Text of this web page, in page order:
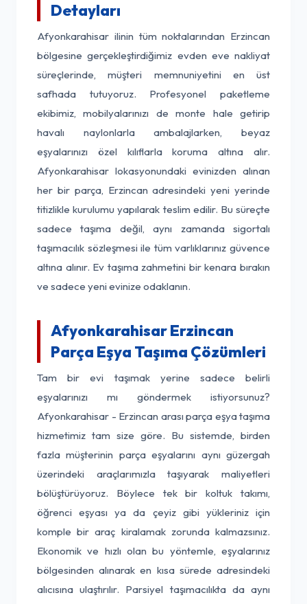
Detayları
Afyonkarahisar ilinin tüm noktalarından Erzincan
bölgesine gerçekleştirdiğimiz evden eve nakliyat
süreçlerinde, müşteri memnuniyetini en üst
safhada tutuyoruz. Profesyonel paketleme
ekibimiz, mobilyalarınızı de monte hale getirip
havalı naylonlarla ambalajlarken, beyaz
eşyalarınızı özel kılıflarla koruma altına alır.
Afyonkarahisar lokasyonundaki evinizden alınan
her bir parça, Erzincan adresindeki yeni yerinde
titizlikle kurulumu yapılarak teslim edilir. Bu süreçte
sadece taşıma değil, aynı zamanda sigortalı
taşımacılık sözleşmesi ile tüm varlıklarınız güvence
altına alınır. Ev taşıma zahmetini bir kenara bırakın
ve sadece yeni evinize odaklanın.
Afyonkarahisar Erzincan
Parça Eşya Taşıma Çözümleri
Tam bir evi taşımak yerine sadece belirli
eşyalarınızı mı göndermek istiyorsunuz?
Afyonkarahisar - Erzincan arası parça eşya taşıma
hizmetimiz tam size göre. Bu sistemde, birden
fazla müşterinin parça eşyalarını aynı güzergah
üzerindeki araçlarımızla taşıyarak maliyetleri
bölüştürüyoruz. Böylece tek bir koltuk takımı,
öğrenci eşyası ya da çeyiz gibi yükleriniz için
komple bir araç kiralamak zorunda kalmazsınız.
Ekonomik ve hızlı olan bu yöntemle, eşyalarınız
bölgesinden alınarak en kısa sürede adresindeki
alıcısına ulaştırılır. Parsiyel taşımacılıkta da aynı